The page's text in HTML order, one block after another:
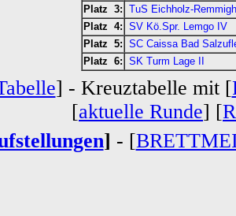
Platz 3: TuS Eichholz-
Platz 4: SV Kö.Spr. Lemgo IV
Platz 5: SC Caissa Bad
Platz 6: SK Turm Lage II
] - Kreuztabelle mit [
[aktuelle Runde] [
] - [